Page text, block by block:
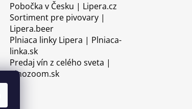
Pobočka v Česku | Lipera.cz
Sortiment pre pivovary |
Lipera.beer
Plniaca linky Lipera | Plniaca-
linka.sk
Predaj vín z celého sveta |
Vinozoom.sk